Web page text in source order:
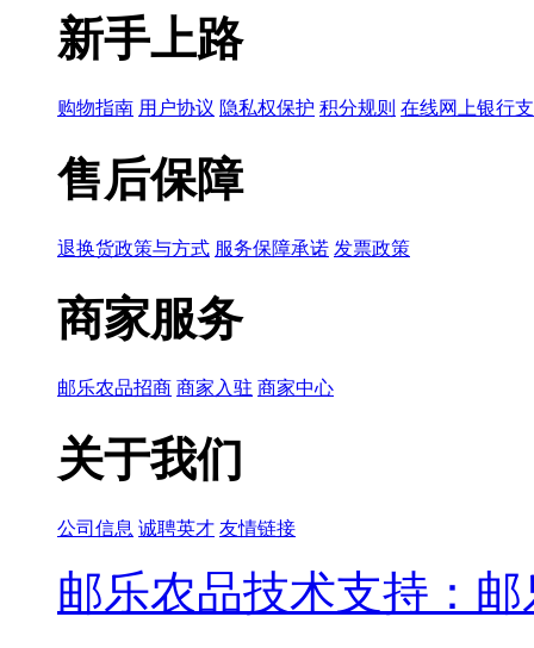
新手上路
购物指南 用户协议 隐私权保护 积分规则 在线网上银行
售后保障
退换货政策与方式 服务保障承诺 发票政策
商家服务
邮乐农品招商 商家入驻 商家中心
关于我们
公司信息 诚聘英才 友情链接
邮乐农品技术支持：邮